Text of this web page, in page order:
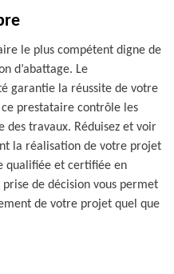
le plus compétent digne de
d’abattage. Le
garantie la réussite de votre
prestataire contrôle les
travaux. Réduisez et voir
la réalisation de votre projet
qualifiée et certifiée en
de décision vous permet
de votre projet quel que